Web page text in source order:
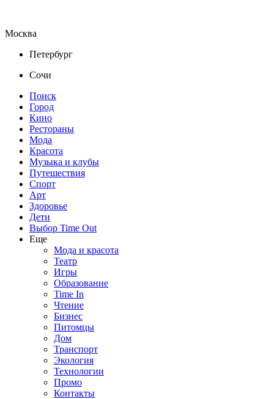
Москва
Петербург
Сочи
Поиск
Город
Кино
Рестораны
Мода
Красота
Музыка и клубы
Путешествия
Спорт
Арт
Здоровье
Дети
Выбор Time Out
Еще
Мода и красота
Театр
Игры
Образование
Time In
Чтение
Бизнес
Питомцы
Дом
Транспорт
Экология
Технологии
Промо
Контакты